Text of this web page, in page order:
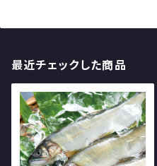
最近チェックした商品